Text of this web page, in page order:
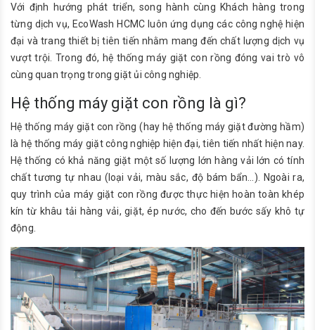
Với định hướng phát triển, song hành cùng Khách hàng trong
từng dịch vụ, EcoWash HCMC luôn ứng dụng các công nghệ hiện
đại và trang thiết bị tiên tiến nhằm mang đến chất lượng dịch vụ
vượt trội. Trong đó, hệ thống máy giặt con rồng đóng vai trò vô
cùng quan trọng trong giặt ủi công nghiệp.
Hệ thống máy giặt con rồng là gì?
Hệ thống máy giặt con rồng (hay hệ thống máy giặt đường hầm)
là hệ thống máy giặt công nghiệp hiện đại, tiên tiến nhất hiện nay.
Hệ thống có khả năng giặt một số lượng lớn hàng vải lớn có tính
chất tương tự nhau (loại vải, màu sắc, độ bám bẩn…). Ngoài ra,
quy trình của máy giặt con rồng được thực hiện hoàn toàn khép
kín từ khâu tải hàng vải, giặt, ép nước, cho đến bước sấy khô tự
động.